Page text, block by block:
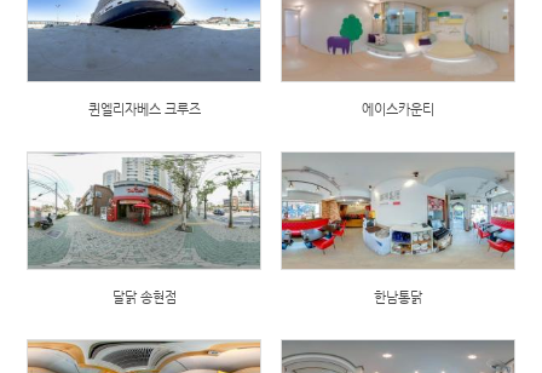
퀸엘리자베스 크루즈 에이스카운티
달닭 송현점 한남통닭